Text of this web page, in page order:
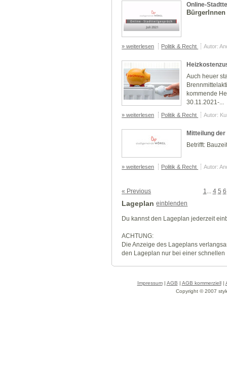
Online-
» weiterlesen Politik & Recht Autor:
Auch heuer
kommende
30.11.2021-...
» weiterlesen Politik & Recht Autor:
Mitteilung
Betrifft:
» weiterlesen Politik & Recht Autor:
« Previous 1... 4 5 6
Lageplan einblenden
Du kannst den Lageplan jederzeit
ACHTUNG:
Die Anzeige des Lageplans
den Lageplan nur bei einer
Impressum| AGB | AGB kommerziell|
Copyright © 2007